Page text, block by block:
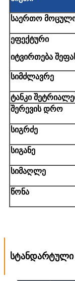
საერთო
ეფექტური
იტვირთება
სიმძლავრე
ტანკი
შერევის დრო
სიგრძე
სიგანე
სიმაღლე
წონა
სტანდარტული